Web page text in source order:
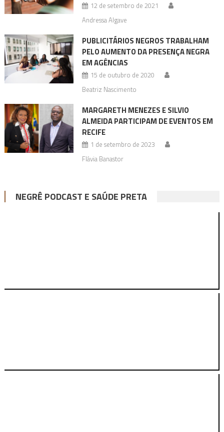
12 de setembro de 2021
Andressa Algave
PUBLICITÁRIOS NEGROS TRABALHAM
PELO AUMENTO DA PRESENÇA NEGRA
EM AGÊNCIAS
15 de outubro de 2020
Beatriz Nascimento
MARGARETH MENEZES E SILVIO
ALMEIDA PARTICIPAM DE EVENTOS EM
RECIFE
1 de setembro de 2023
Flávia Banastor
NEGRÊ PODCAST E SAÚDE PRETA